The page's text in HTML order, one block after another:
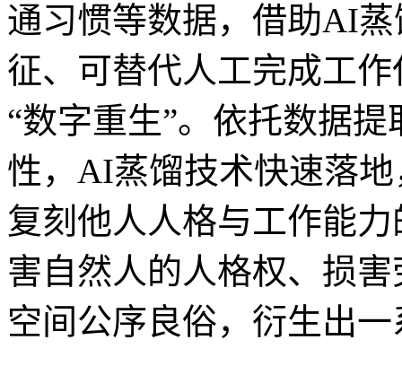
通习惯等数据，借助AI
征、可替代人工完成工
“数字重生”。依托数据
性，AI蒸馏技术快速落
复刻他人人格与工作能
害自然人的人格权、损
空间公序良俗，衍生出